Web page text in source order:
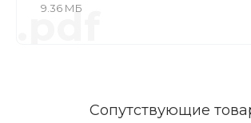
9.36 МБ
.pdf
Сопутствующие